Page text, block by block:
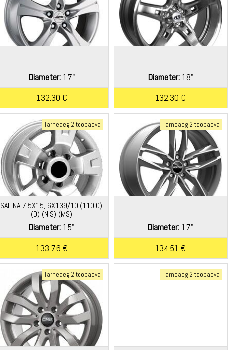
Diameter:17"
132.30 €
Diameter:18"
132.30 €
Tarneaeg 2 tööpäeva
SALINA 7,5X15, 6X139/10 (110,0)
(D) (NIS) (MS)
Diameter: 15"
133.76 €
Tarneaeg 2 tööpäeva
Diameter: 17"
134.51 €
Tarneaeg 2 tööpäeva Tarneaeg 2 tööpäeva